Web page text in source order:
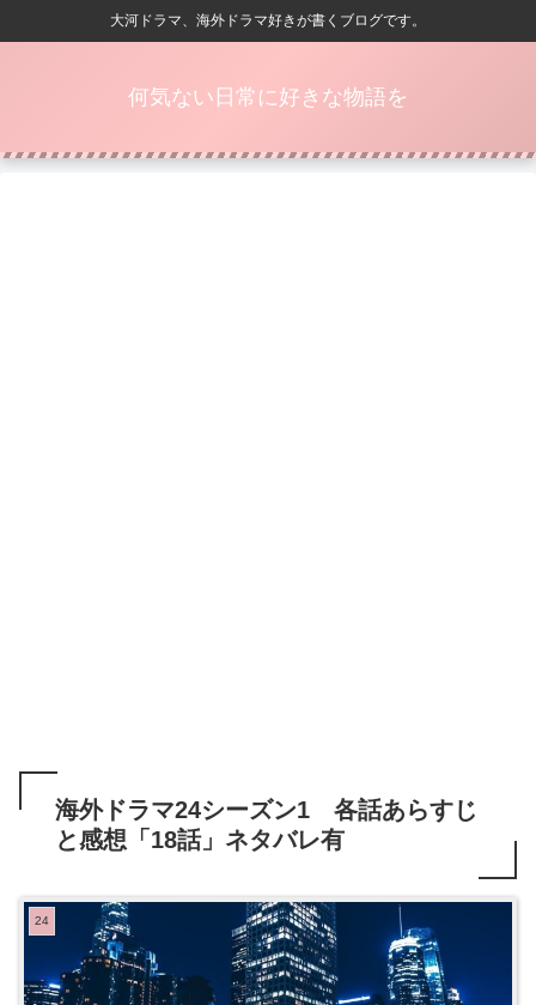
大河ドラマ、海外ドラマ好きが書くブログです。
何気ない日常に好きな物語を
海外ドラマ24シーズン1 各話あらすじ
と感想「18話」ネタバレ有
24